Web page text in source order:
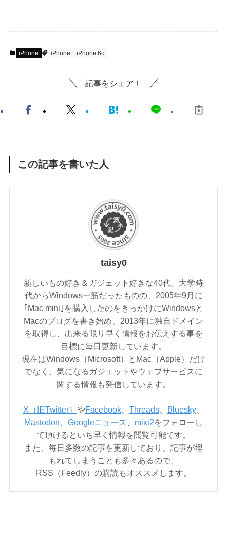
iPhone iPhone iPhone 6c
記事をシェア！
この記事を書いた人
taisy0
新しいもの好き＆ガジェット好きな40代。大学時
代からWindows一筋だったものの、2005年9月に
｢Mac mini｣を購入したのをきっかけにWindowsと
Macのブログを書き始め、2013年に独自ドメイン
を取得し、出来る限り早く情報をお伝えする事を
目標に毎日更新しています。
現在はWindows（Microsoft）とMac（Apple）だけ
でなく、気になるガジェットやウェブサービスに
関する情報も発信しています。
X（旧Twitter） やFacebook、 Threads、 Bluesky、
Mastodon
Googleニュース mixi2をフォローし
て頂けるといち早く情報を閲覧可能です。
また、毎日多数の記事を更新しており、記事が埋
もれてしまうことも多々あるので、
RSS（Feedly）の購読もオススメします。